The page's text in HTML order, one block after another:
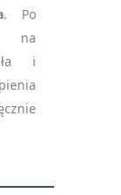
. Po
na
i